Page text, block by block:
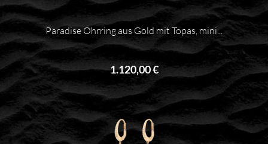
Paradise Ohrring aus Gold mit Topas, mini...
1.120,00 €